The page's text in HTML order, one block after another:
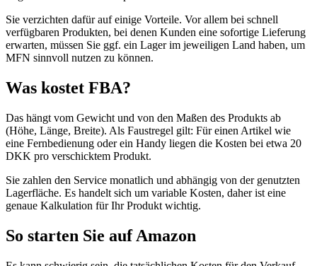
Sie verzichten dafür auf einige Vorteile. Vor allem bei schnell
verfügbaren Produkten, bei denen Kunden eine sofortige Lieferung
erwarten, müssen Sie ggf. ein Lager im jeweiligen Land haben, um
MFN sinnvoll nutzen zu können.
Was kostet FBA?
Das hängt vom Gewicht und von den Maßen des Produkts ab
(Höhe, Länge, Breite). Als Faustregel gilt: Für einen Artikel wie
eine Fernbedienung oder ein Handy liegen die Kosten bei etwa 20
DKK pro verschicktem Produkt.
Sie zahlen den Service monatlich und abhängig von der genutzten
Lagerfläche. Es handelt sich um variable Kosten, daher ist eine
genaue Kalkulation für Ihr Produkt wichtig.
So starten Sie auf Amazon